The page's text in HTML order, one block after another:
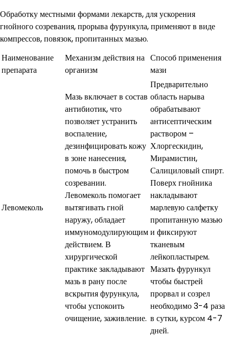
Обработку местными формами лекарств, для ускорения
гнойного созревания, прорыва фурункула, применяют в виде
компрессов, повязок, пропитанных мазью.
Наименование
препарата
Механизм действия на
организм
Способ применения
мази
Левомеколь
Мазь включает в состав
антибиотик, что
позволяет устранить
воспаление,
дезинфицировать кожу
в зоне нанесения,
помочь в быстром
созревании.
Левомеколь помогает
вытягивать гной
наружу, обладает
иммуномодулирующим
действием. В
хирургической
практике закладывают
мазь в рану после
вскрытия фурункула,
чтобы успокоить
очищение, заживление.
Предварительно
область нарыва
обрабатывают
антисептическим
раствором –
Хлоргескидин,
Мирамистин,
Салициловый спирт.
Поверх гнойника
накладывают
марлевую салфетку
пропитанную мазью
и фиксируют
тканевым
лейкопластырем.
Мазать фурункул
чтобы быстрей
прорвал и созрел
необходимо 3-4 раза
в сутки, курсом 4-7
дней.